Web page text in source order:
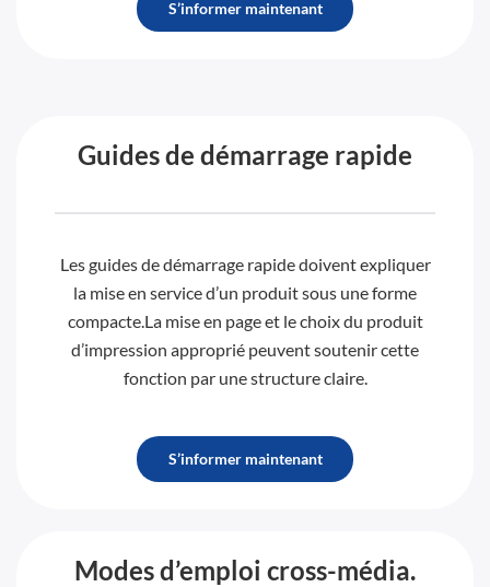
S’informer maintenant
Guides de démarrage rapide
Les guides de démarrage rapide doivent expliquer
la mise en service d’un produit sous une forme
compacte.La mise en page et le choix du produit
d’impression approprié peuvent soutenir cette
fonction par une structure claire.
S’informer maintenant
Modes d’emploi cross-média.